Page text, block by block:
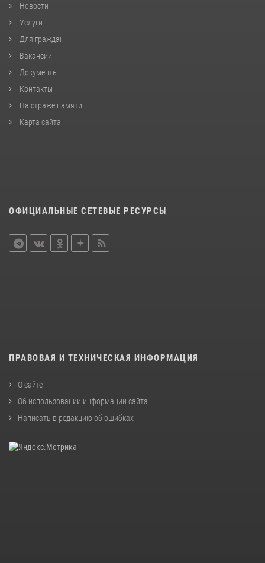
Новости
Услуги
Для граждан
Вакансии
Документы
Контакты
На страже памяти
Карта сайта
ОФИЦИАЛЬНЫЕ СЕТЕВЫЕ РЕСУРСЫ
ПРАВОВАЯ И ТЕХНИЧЕСКАЯ ИНФОРМАЦИЯ
О сайте
Об использовании информации сайта
Написать в редакцию об ошибках